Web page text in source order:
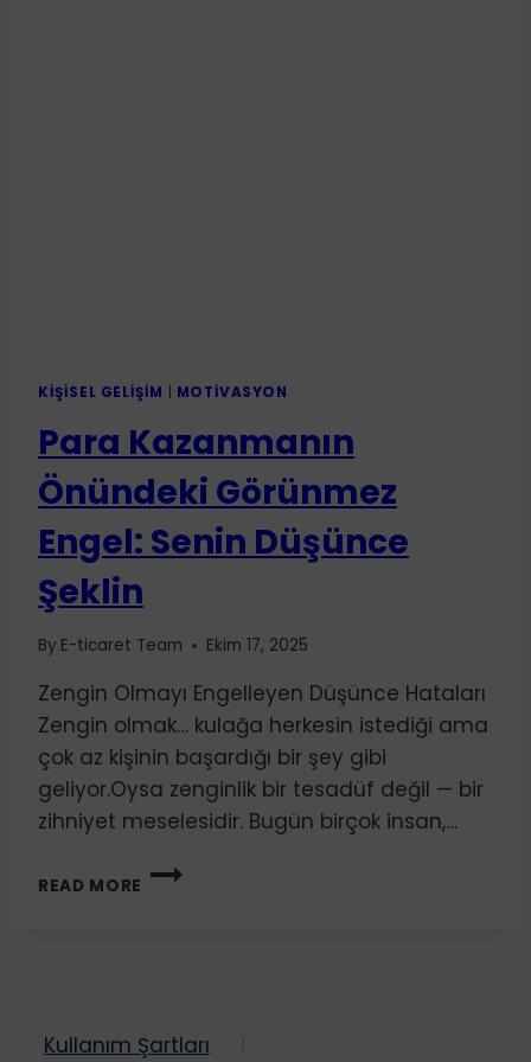
KIŞISEL GELIŞIM MOTIVASYON
Para Kazanmanın
Önündeki Görünmez
Engel: Senin Düşünce
Şeklin
By E-ticaret Team Ekim 17, 2025
Zengin Olmayı Engelleyen Düşünce Hataları
Zengin olmak… kulağa herkesin istediği ama
çok az kişinin başardığı bir şey gibi
geliyor.Oysa zenginlik bir tesadüf değil — bir
zihniyet meselesidir. Bugün birçok insan,…
READ MORE
PARA
ŞEKLIN
Kullanım Şartları